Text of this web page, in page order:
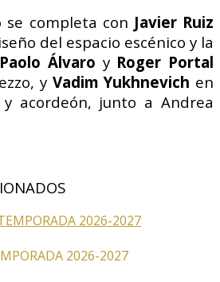
se completa con Javier Ruiz
del espacio escénico y la
Álvaro yRoger Portal
y Vadim Yukhnevich en
acordeón, junto a Andrea
2026-2027